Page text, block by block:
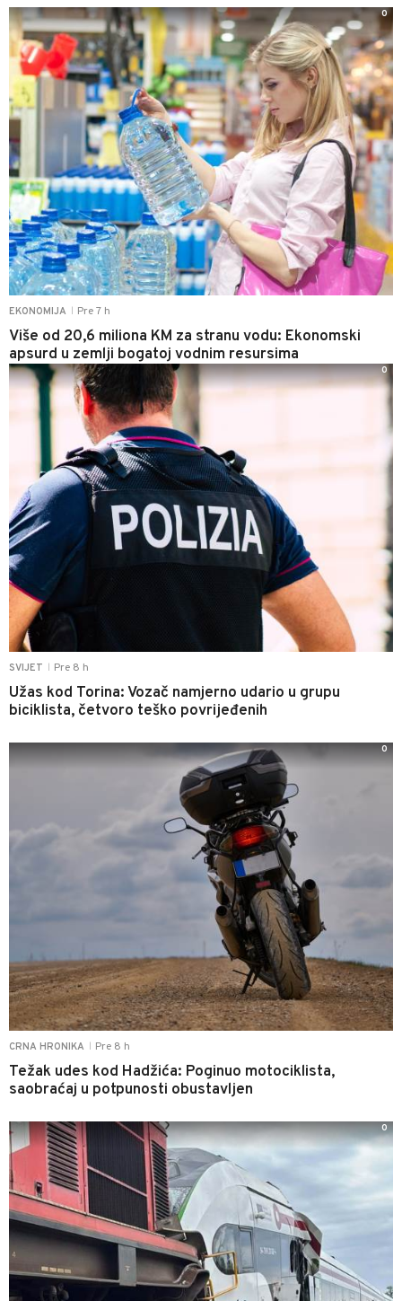
EKONOMIJA Pre 7 h
Više od 20,6 miliona KM za stranu vodu: Ekonomski
apsurd u zemlji bogatoj vodnim resursima
0
SVIJET Pre 8 h
Užas kod Torina: Vozač namjerno udario u grupu
biciklista, četvoro teško povrijeđenih
0
CRNA HRONIKA Pre 8 h
Težak udes kod Hadžića: Poginuo motociklista,
saobraćaj u potpunosti obustavljen
0
0